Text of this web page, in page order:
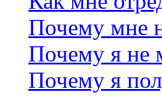
Почему мне
Почему я не
Почему я